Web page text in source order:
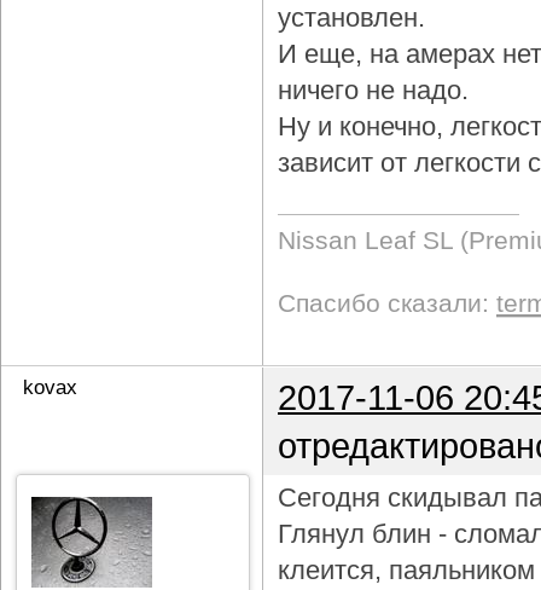
установлен.
И еще, на амерах
ничего не надо.
Ну и конечно,
зависит от
Nissan Leaf SL
Спасибо сказали:
kovax
2017-11-06
Сегодня скидывал
Глянул блин -
клеится,